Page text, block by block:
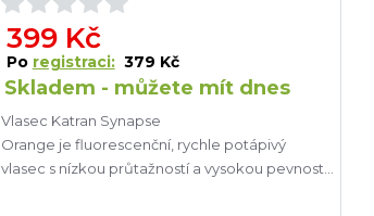
399 Kč
Po registraci: 379 Kč
Skladem - můžete mít dnes
Vlasec Katran Synapse
Orange je fluorescenční, rychle potápivý
vlasec s nízkou průtažností a vysokou pevností